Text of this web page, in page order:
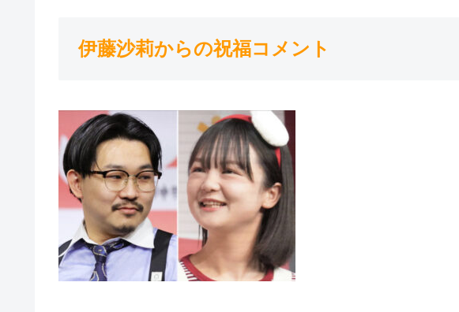
伊藤沙莉からの祝福コメント